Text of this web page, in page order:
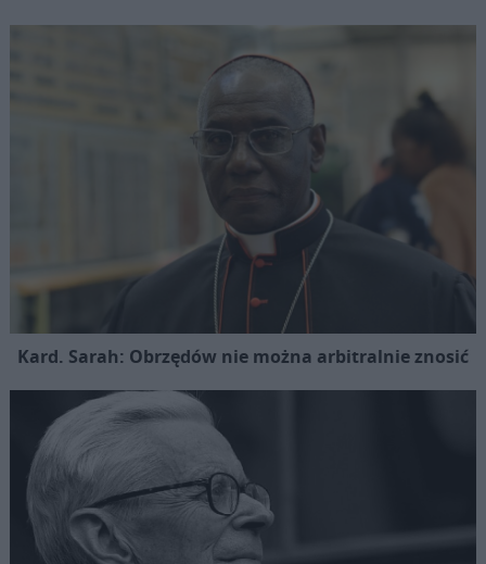
Kard. Sarah: Obrzędów nie można arbitralnie znosić